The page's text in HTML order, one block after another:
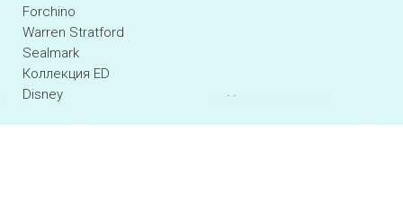
Forchino
Warren Stratford
Sealmark
Коллекция ED
Disney